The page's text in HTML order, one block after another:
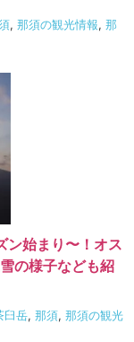
, 那須の観光情報, 那
ン始まり〜！オス
の様子なども紹
臼岳, 那須, 那須の観光